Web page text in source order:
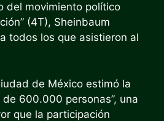
del movimiento político
(4T), Sheinbaum
todos los que asistieron al
de México estimó la
de 600.000 personas”, una
que la participación